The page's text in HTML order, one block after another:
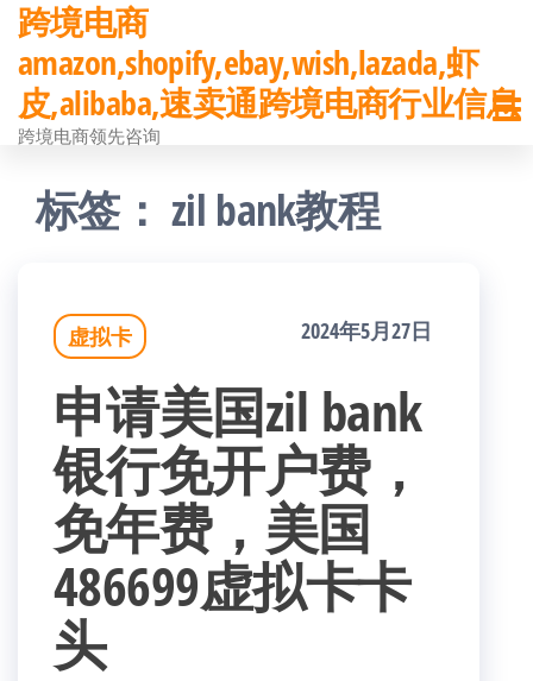
前
往
内
跨境电商
amazon,shopify,ebay,wish,lazada,虾
皮,alibaba,速卖通跨境电商行业信息
跨境电商领先咨询
标签：zil bank教程
虚拟卡 2024年5月27日
申请美国zil bank
银行免开户费，
免年费，美国
486699虚拟卡卡
头